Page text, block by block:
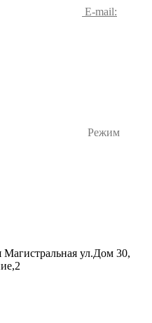
E-mail:
Режим
Магистральная ул.Дом 30,